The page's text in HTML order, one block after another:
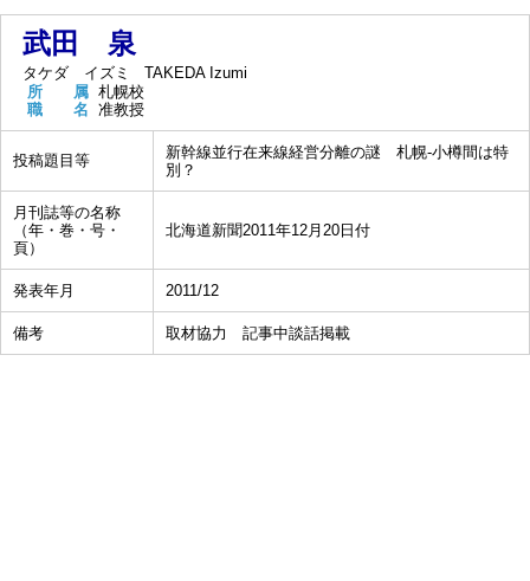
武田 泉
タケダ イズミ
TAKEDA Izumi
所 属 札幌校
職 名 准教授
投稿題目等
新幹線並行在来線経営分離の謎 札幌-小樽間は特
別？
月刊誌等の名称
（年・巻・号・
頁）
北海道新聞2011年12月20日付
発表年月 2011/12
備考 取材協力 記事中談話掲載